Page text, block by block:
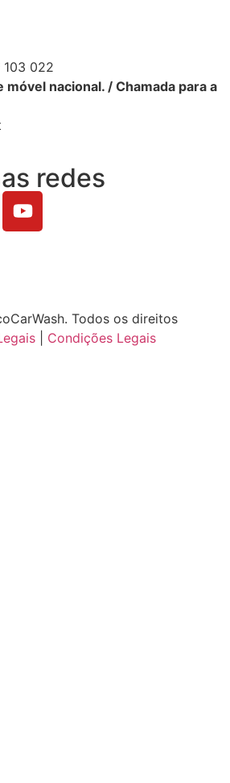
022
móvel nacional. / Chamada para a
redes
Todos os direitos
Condições Legais